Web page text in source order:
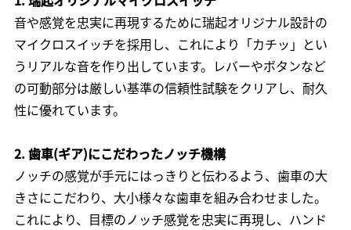
音や感覚を忠実に再現するために瑞起オリジナル設計の
マイクロスイッチを採用し、これにより「カチッ」とい
うリアルな音を作り出しています。レバーやボタンなど
の可動部分は厳しい基準の信頼性試験をクリアし、耐久
性に優れています。
2. 歯車(ギア)にこだわったノッチ機構
ノッチの感覚が手元にはっきりと伝わるよう、歯車の大
きさにこだわり、大小様々な歯車を組み合わせました。
これにより、目標のノッチ感覚を忠実に再現し、ハンド